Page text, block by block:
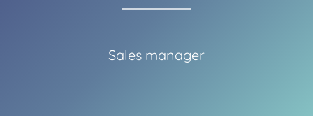
Sales manager